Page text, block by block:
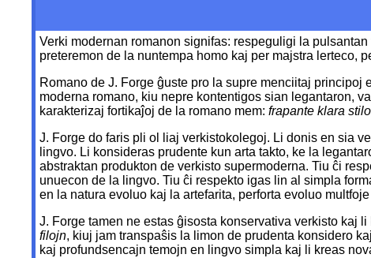
Verki modernan romanon signifas: respeguligi la
preteremon de la nuntempa homo kaj per majstra lerteco,
Romano de J. Forge ĝuste pro la supre menciitaj
moderna romano, kiu nepre kontentigos sian legantaron,
karakterizaj fortikaĵoj de la romano mem:frapante klara
J. Forge do faris pli ol liaj verkistokolegoj. Li donis en sia
lingvo. Li konsideras prudente kun arta takto, ke la
abstraktan produkton de verkisto supermoderna. Tiu ĉi
unuecon de la lingvo. Tiu ĉi respekto igas lin al simpla
en la natura evoluo kaj la artefarita, perforta evoluo
J. Forge tamen ne estas ĝisosta konservativa verkisto kaj
filojn, kiuj jam transpaŝis la limon de prudenta konsidero
kaj profundsencajn temojn en lingvo simpla kaj li kreas